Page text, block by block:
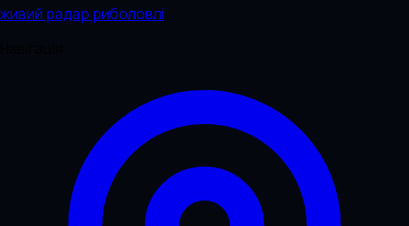
живий радар риболовлі